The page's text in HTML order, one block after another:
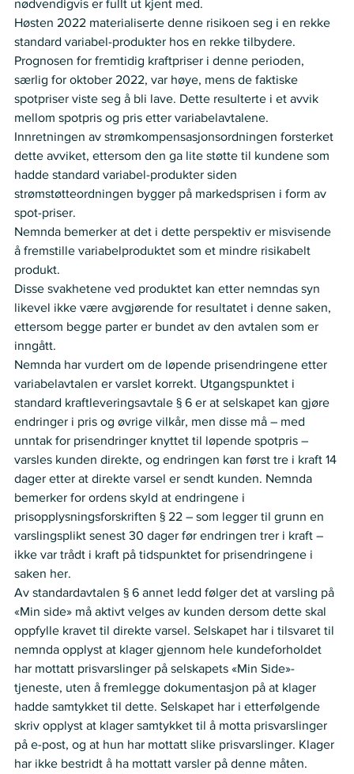
nødvendigvis er fullt ut kjent med.
Høsten 2022 materialiserte denne risikoen seg i en rekke
standard variabel-produkter hos en rekke tilbydere.
Prognosen for fremtidig kraftpriser i denne perioden,
særlig for oktober 2022, var høye, mens de faktiske
spotpriser viste seg å bli lave. Dette resulterte i et avvik
mellom spotpris og pris etter variabelavtalene.
Innretningen av strømkompensasjonsordningen forsterket
dette avviket, ettersom den ga lite støtte til kundene som
hadde standard variabel-produkter siden
strømstøtteordningen bygger på markedsprisen i form av
spot-priser.
Nemnda bemerker at det i dette perspektiv er misvisende
å fremstille variabelproduktet som et mindre risikabelt
produkt.
Disse svakhetene ved produktet kan etter nemndas syn
likevel ikke være avgjørende for resultatet i denne saken,
ettersom begge parter er bundet av den avtalen som er
inngått.
Nemnda har vurdert om de løpende prisendringene etter
variabelavtalen er varslet korrekt. Utgangspunktet i
standard kraftleveringsavtale § 6 er at selskapet kan gjøre
endringer i pris og øvrige vilkår, men disse må – med
unntak for prisendringer knyttet til løpende spotpris –
varsles kunden direkte, og endringen kan først tre i kraft 14
dager etter at direkte varsel er sendt kunden. Nemnda
bemerker for ordens skyld at endringene i
prisopplysningsforskriften § 22 – som legger til grunn en
varslingsplikt senest 30 dager før endringen trer i kraft –
ikke var trådt i kraft på tidspunktet for prisendringene i
saken her.
Av standardavtalen § 6 annet ledd følger det at varsling på
«Min side» må aktivt velges av kunden dersom dette skal
oppfylle kravet til direkte varsel. Selskapet har i tilsvaret til
nemnda opplyst at klager gjennom hele kundeforholdet
har mottatt prisvarslinger på selskapets «Min Side»-
tjeneste, uten å fremlegge dokumentasjon på at klager
hadde samtykket til dette. Selskapet har i etterfølgende
skriv opplyst at klager samtykket til å motta prisvarslinger
på e-post, og at hun har mottatt slike prisvarslinger. Klager
har ikke bestridt å ha mottatt varsler på denne måten.